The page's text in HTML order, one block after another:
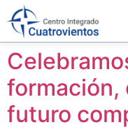
contenido
formación,
futuro